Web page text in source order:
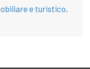
e turistico,